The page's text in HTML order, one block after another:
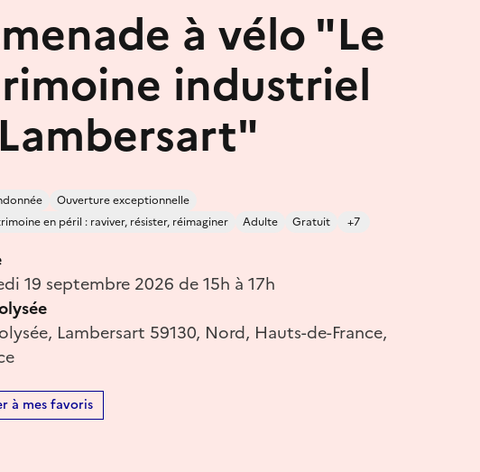
à vélo "Le
industriel
Ouverture exceptionnelle
en péril : raviver, résister, réimaginer
Adulte Gratuit +7
19 septembre 2026 de 15h à 17h
Lambersart 59130, Nord, Hauts-de-France,
à mes favoris